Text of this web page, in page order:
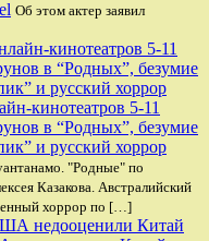
Об этом актер заявил
кинотеатров 5-11
в “Родных”, безумие
и русский хоррор
"Родные" по
Казакова. Австралийский
хоррор по […]